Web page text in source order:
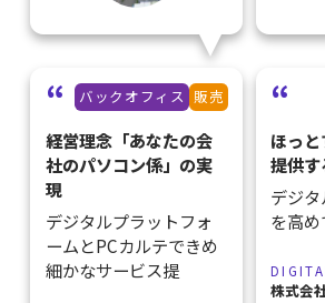
バックオフィス 販売
経営理念「あなたの会
社のパソコン係」の実
現
デジタルプラットフォ
ームとPCカルテできめ
細かなサービス提
ほっ
提供
デジ
を高
株式会